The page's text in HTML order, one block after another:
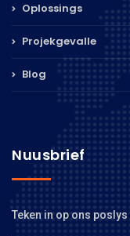
Oplossings
Projekgevalle
Blog
Nuusbrief
Teken in op ons